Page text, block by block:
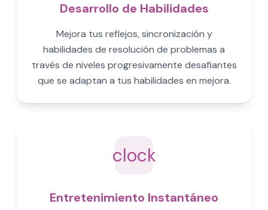
Desarrollo de Habilidades
Mejora tus reflejos, sincronización y
habilidades de resolución de problemas a
través de niveles progresivamente desafiantes
que se adaptan a tus habilidades en mejora.
clock
Entretenimiento Instantáneo